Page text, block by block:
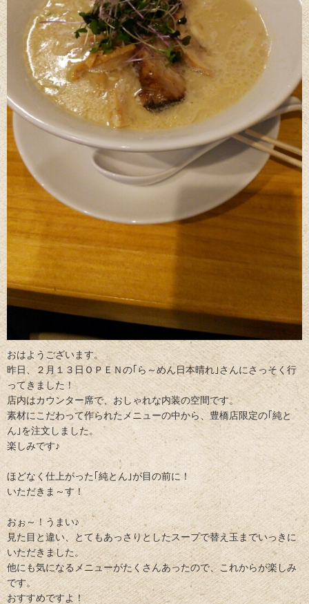
おはようございます。
昨日、２月１３日ＯＰＥＮの｢ら～めん日本晴れ｣さんにさっそく行
ってきました！
店内はカウンター席で、おしゃれな内装の空間です。
素材にこだわって作られたメニューの中から、豊橋店限定の｢純と
ん｣を注文しました。
楽しみです♪
ほどなく仕上がった｢純とん｣が目の前に！
いただきま～す！
おぉ～！うまい♪
見た目と違い、とてもあっさりとしたスープで替え玉までいっきに
いただきました。
他にも気になるメニューがたくさんあったので、これからが楽しみ
です。
おすすめですよ！